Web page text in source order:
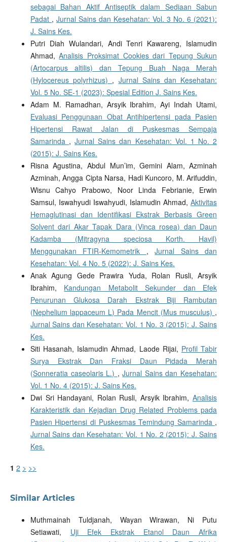
sebagai Bahan Aktif Antiseptik dalam Sediaan Sabun
Padat , Jurnal Sains dan Kesehatan: Vol. 3 No. 6 (2021):
J. Sains Kes.
Putri Diah Wulandari, Andi Tenri Kawareng, Islamudin
Ahmad,Analisis Proksimat Cookies dari Tepung Sukun
(Artocarpus altilis) dan Tepung Buah Naga Merah
(Hylocereus polyrhizus) , Jurnal Sains dan Kesehatan:
Vol. 5 No. SE-1 (2023): Spesial Edition J. Sains Kes.
Adam M. Ramadhan, Arsyik Ibrahim, Ayi Indah Utami,
Evaluasi Penggunaan Obat Antihipertensi pada Pasien
Hipertensi Rawat Jalan di Puskesmas Sempaja
Samarinda ,Jurnal Sains dan Kesehatan: Vol. 1 No. 2
(2015): J. Sains Kes.
Risna Agustina, Abdul Mun’im, Gemini Alam, Azminah
Azminah, Angga Cipta Narsa, Hadi Kuncoro, M. Arifuddin,
Wisnu Cahyo Prabowo, Noor Linda Febrianie, Erwin
Samsul, Iswahyudi Iswahyudi, Islamudin Ahmad,Aktivitas
Hemaglutinasi dan Identifikasi Ekstrak Berbasis Green
Solvent dari Akar Tapak Dara (Vinca rosea) dan Daun
Kadamba (Mitragyna speciosa Korth. Havil)
Menggunakan FTIR-Kemometrik ,Jurnal Sains dan
Kesehatan: Vol. 4 No. 5 (2022): J. Sains Kes.
Anak Agung Gede Prawira Yuda, Rolan Rusli, Arsyik
Ibrahim, Kandungan Metabolit Sekunder dan Efek
Penurunan Glukosa Darah Ekstrak Biji Rambutan
(Nephelium lappaceum L) Pada Mencit (Mus musculus) ,
Jurnal Sains dan Kesehatan: Vol. 1 No. 3 (2015): J. Sains
Kes.
Siti Hasanah, Islamudin Ahmad, Laode Rijai, Profil Tabir
Surya Ekstrak Dan Fraksi Daun Pidada Merah
(Sonneratia caseolaris L.) ,Jurnal Sains dan Kesehatan:
Vol. 1 No. 4 (2015): J. Sains Kes.
Dwi Sri Handayani, Rolan Rusli, Arsyik Ibrahim,Analisis
Karakteristik dan Kejadian Drug Related Problems pada
Pasien Hipertensi di Puskesmas Temindung Samarinda ,
Jurnal Sains dan Kesehatan: Vol. 1 No. 2 (2015): J. Sains
Kes.
1 2 > >>
Similar Articles
Muthmainah Tuldjanah, Wayan Wirawan, Ni Putu
Setiawati, Uji Efek Ekstrak Etanol Daun Afrika